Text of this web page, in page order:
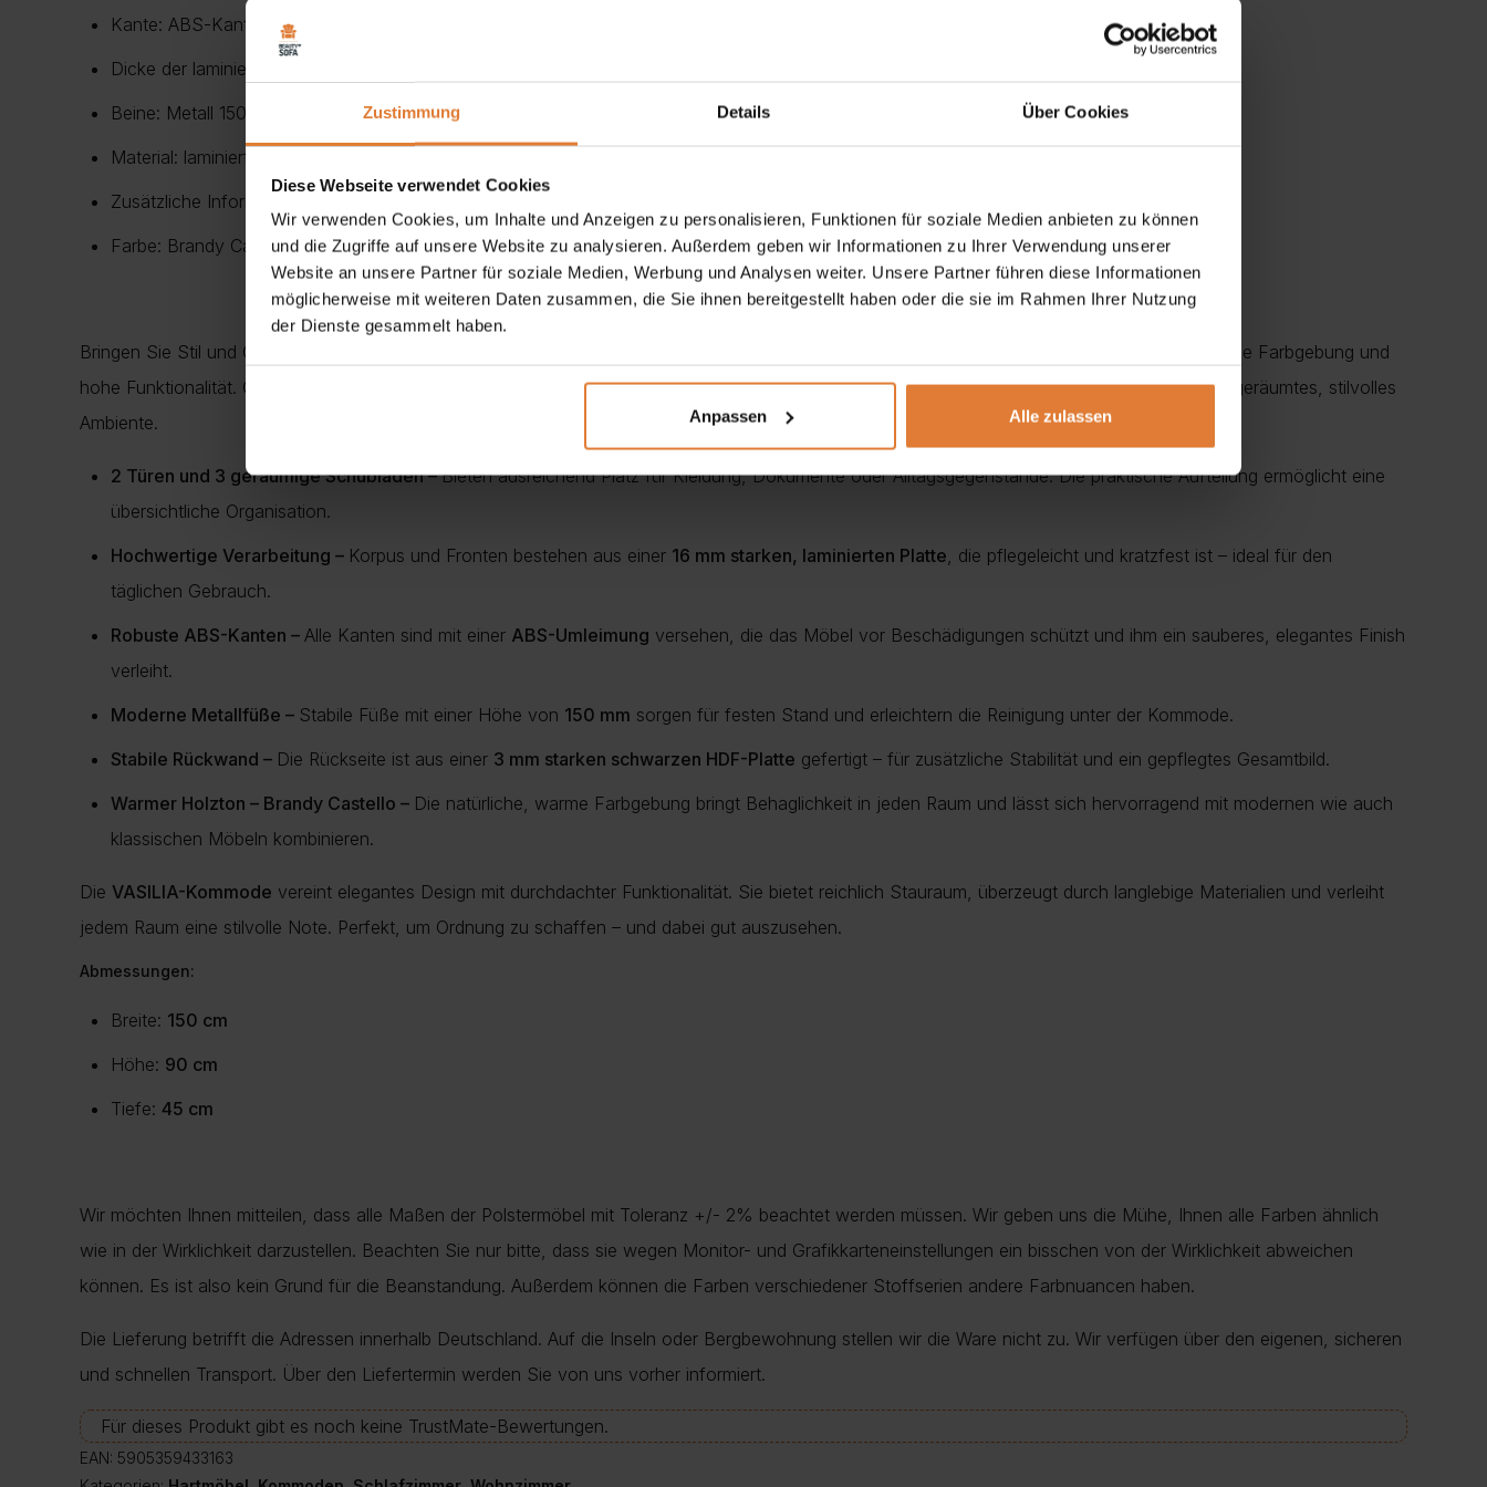
Zustimmung Details Über Cookies
Diese Webseite verwendet Cookies
Wir verwenden Cookies, um Inhalte und Anzeigen zu personalisieren, Funktionen für soziale Medien anbieten zu können
und die Zugriffe auf unsere Website zu analysieren. Außerdem geben wir Informationen zu Ihrer Verwendung unserer
Website an unsere Partner für soziale Medien, Werbung und Analysen weiter. Unsere Partner führen diese Informationen
möglicherweise mit weiteren Daten zusammen, die Sie ihnen bereitgestellt haben oder die sie im Rahmen Ihrer Nutzung
der Dienste gesammelt haben.
Anpassen Alle zulassen
Kante: ABS-Kante
Dicke der laminierten Platte: 16 mm
Beine: Metall 150 mm
Material: laminierte Platte
Zusätzliche Informationen: Rückseite: schwarze HDF-Platte 3 mm
Farbe: Brandy Castello,
Bringen Sie Stil und Ordnung in Ihr Zuhause mit der
. Dieses elegante Möbelstück überzeugt durch seine zeitlose Form, warme Farbgebung und
hohe Funktionalität. Ob im Wohnzimmer, Schlafzimmer oder Flur – die Kommode fügt sich harmonisch in jedes Interieur ein und sorgt für ein aufgeräumtes, stilvolles
Ambiente.
2 Türen und 3 geräumige Schubladen –Bieten ausreichend Platz für Kleidung, Dokumente oder Alltagsgegenstände. Die praktische Aufteilung ermöglicht eine
übersichtliche Organisation.
Hochwertige Verarbeitung – Korpus und Fronten bestehen aus einer 16 mm starken, laminierten Platte, die pflegeleicht und kratzfest ist – ideal für den
täglichen Gebrauch.
Robuste ABS-Kanten – Alle Kanten sind mit einer ABS-Umleimung versehen, die das Möbel vor Beschädigungen schützt und ihm ein sauberes, elegantes Finish
verleiht.
Moderne Metallfüße – Stabile Füße mit einer Höhe von 150 mm sorgen für festen Stand und erleichtern die Reinigung unter der Kommode.
Stabile Rückwand – Die Rückseite ist aus einer 3 mm starken schwarzen HDF-Platte gefertigt – für zusätzliche Stabilität und ein gepflegtes Gesamtbild.
Warmer Holzton – Brandy Castello – Die natürliche, warme Farbgebung bringt Behaglichkeit in jeden Raum und lässt sich hervorragend mit modernen wie auch
klassischen Möbeln kombinieren.
Die VASILIA-Kommode vereint elegantes Design mit durchdachter Funktionalität. Sie bietet reichlich Stauraum, überzeugt durch langlebige Materialien und verleiht
jedem Raum eine stilvolle Note. Perfekt, um Ordnung zu schaffen – und dabei gut auszusehen.
Abmessungen:
Breite: 150 cm
Höhe: 90 cm
Tiefe: 45 cm
Wir möchten Ihnen mitteilen, dass alle Maßen der Polstermöbel mit Toleranz +/- 2% beachtet werden müssen. Wir geben uns die Mühe, Ihnen alle Farben ähnlich
wie in der Wirklichkeit darzustellen. Beachten Sie nur bitte, dass sie wegen Monitor- und Grafikkarteneinstellungen ein bisschen von der Wirklichkeit abweichen
können. Es ist also kein Grund für die Beanstandung. Außerdem können die Farben verschiedener Stoffserien andere Farbnuancen haben.
Die Lieferung betrifft die Adressen innerhalb Deutschland. Auf die Inseln oder Bergbewohnung stellen wir die Ware nicht zu. Wir verfügen über den eigenen, sicheren
und schnellen Transport. Über den Liefertermin werden Sie von uns vorher informiert.
Für dieses Produkt gibt es noch keine TrustMate-Bewertungen.
EAN: 5905359433163